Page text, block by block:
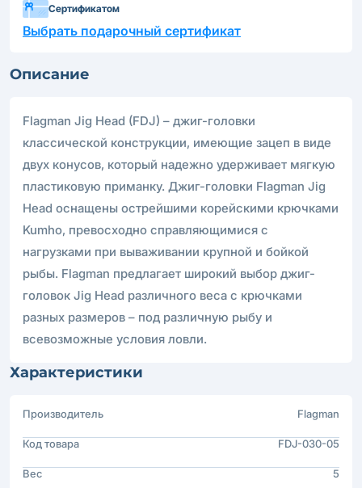
Сертификатом
Выбрать подарочный сертификат
Описание
Flagman Jig Head (FDJ) – джиг-головки
классической конструкции, имеющие зацеп в виде
двух конусов, который надежно удерживает мягкую
пластиковую приманку. Джиг-головки Flagman Jig
Head оснащены острейшими корейскими крючками
Kumho, превосходно справляющимися с
нагрузками при вываживании крупной и бойкой
рыбы. Flagman предлагает широкий выбор джиг-
головок Jig Head различного веса с крючками
разных размеров – под различную рыбу и
всевозможные условия ловли.
Характеристики
Производитель Flagman
Код товара FDJ-030-05
Вес 5